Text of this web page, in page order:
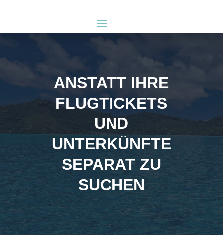
ANSTATT IHRE
FLUGTICKETS
UND
UNTERKÜNFTE
SEPARAT ZU
SUCHEN